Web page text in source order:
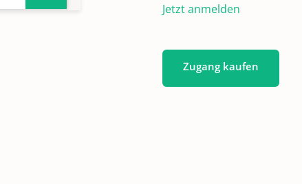
Jetzt anmelden
Zugang kaufen